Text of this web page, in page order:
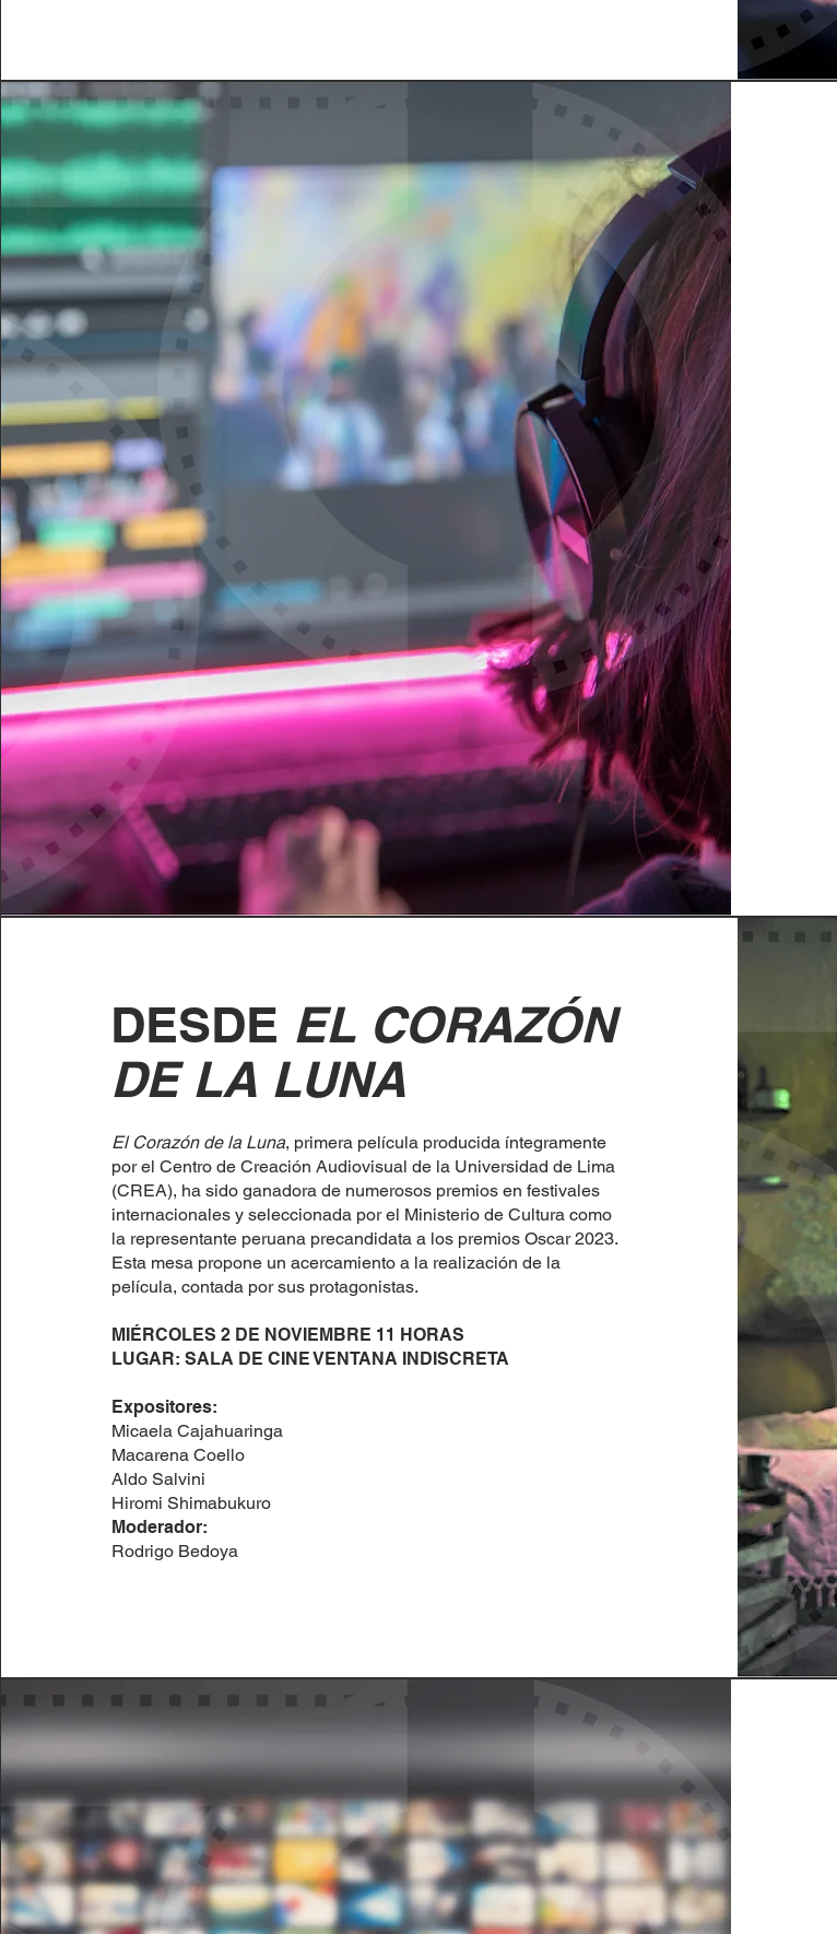
DESDE EL CORAZÓN
DE LA LUNA
El Corazón de la Luna, primera película producida íntegramente
por el Centro de Creación Audiovisual de la Universidad de Lima
(CREA), ha sido ganadora de numerosos premios en festivales
internacionales y seleccionada por el Ministerio de Cultura como
la representante peruana precandidata a los premios Oscar 2023.
Esta mesa propone un acercamiento a la realización de la
película, contada por sus protagonistas.
MIÉRCOLES 2 DE NOVIEMBRE 11 HORAS
LUGAR: SALA DE CINE VENTANA INDISCRETA
Expositores:
Micaela Cajahuaringa
Macarena Coello
Aldo Salvini
Hiromi Shimabukuro
Moderador:
Rodrigo Bedoya